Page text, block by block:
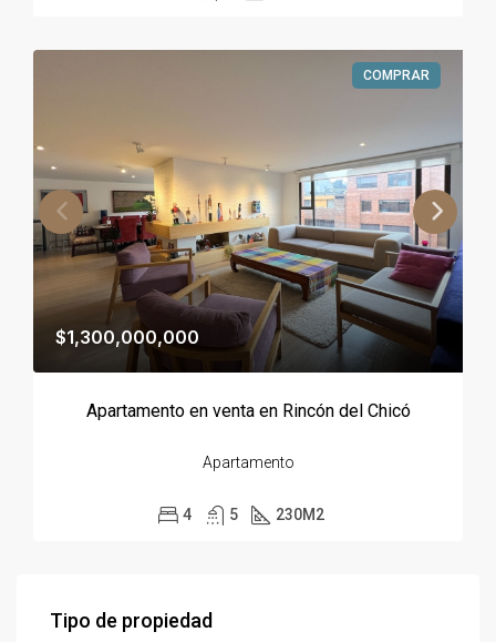
COMPRAR
$1,300,000,000
Apartamento en venta en Rincón del Chicó
Apartamento
4 5 230M2
Tipo de propiedad